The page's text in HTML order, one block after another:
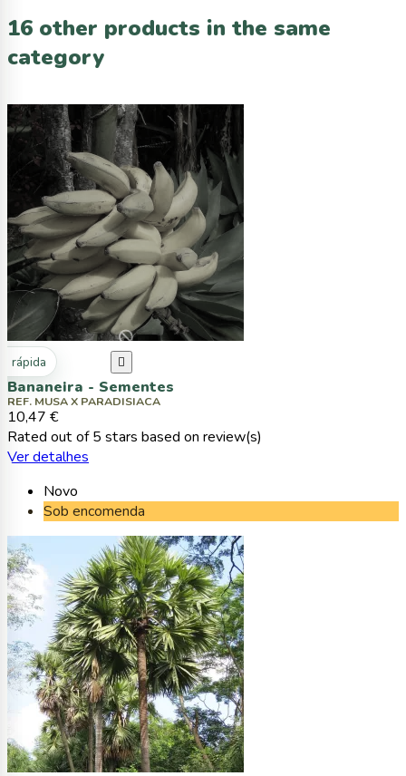
16 other products in the same
category
rápida 
Bananeira - Sementes
REF. MUSA X PARADISIACA
10,47 €
Rated out of 5 stars based on review(s)
Ver detalhes
Novo
Sob encomenda